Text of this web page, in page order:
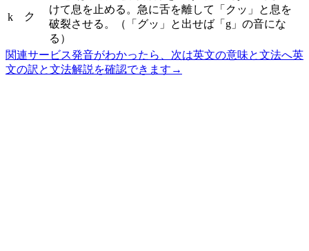
k ク
けて息を止める。急に舌を離して「クッ」と息を
破裂させる。（「グッ」と出せば「g」の音にな
る）
関連サービス発音がわかったら、次は英文の意味と文法へ英
文の訳と文法解説を確認できます →